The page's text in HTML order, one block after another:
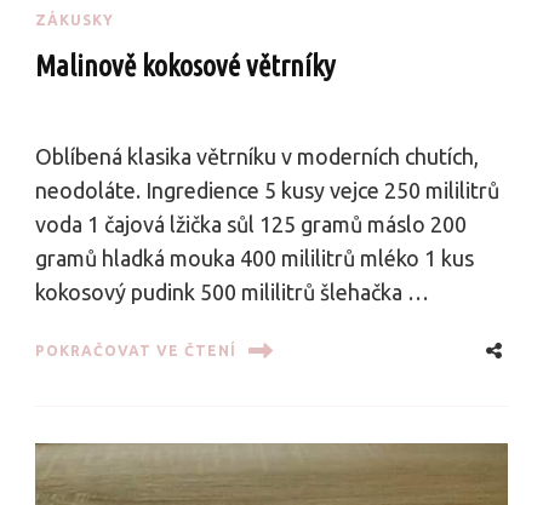
ZÁKUSKY
Malinově kokosové větrníky
Oblíbená klasika větrníku v moderních chutích,
neodoláte. Ingredience 5 kusy vejce 250 mililitrů
voda 1 čajová lžička sůl 125 gramů máslo 200
gramů hladká mouka 400 mililitrů mléko 1 kus
kokosový pudink 500 mililitrů šlehačka …
POKRAČOVAT VE ČTENÍ